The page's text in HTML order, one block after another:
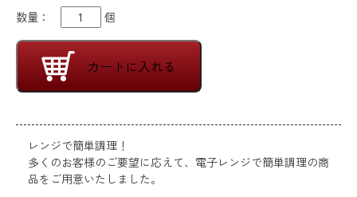
数量： 個
カートに入れる
レンジで簡単調理！
多くのお客様のご要望に応えて、電子レンジで簡単調理の商
品をご用意いたしました。